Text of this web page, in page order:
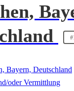
Bayern, Deutschland
oder Vermittlung